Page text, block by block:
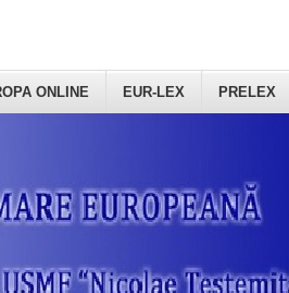
ONLINE EUR-LEX PRELEX